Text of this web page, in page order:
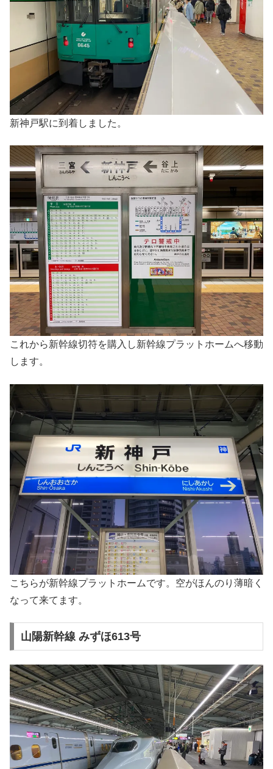
新神戸駅に到着しました。
これから新幹線切符を購入し新幹線プラットホームへ移動
します。
こちらが新幹線プラットホームです。空がほんのり薄暗く
なって来てます。
山陽新幹線 みずほ613号